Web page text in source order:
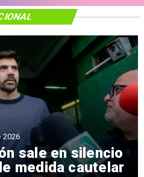
sale en silencio
medida cautelar
2026